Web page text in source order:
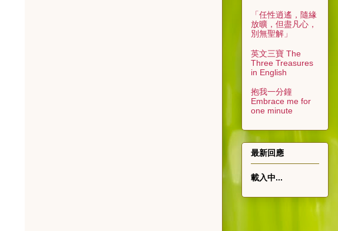
「任性逍遙，隨緣
放曠，但盡凡心，
別無聖解」
英文三寶 The
Three Treasures
in English
抱我一分鐘
Embrace me for
one minute
最新回應
載入中...